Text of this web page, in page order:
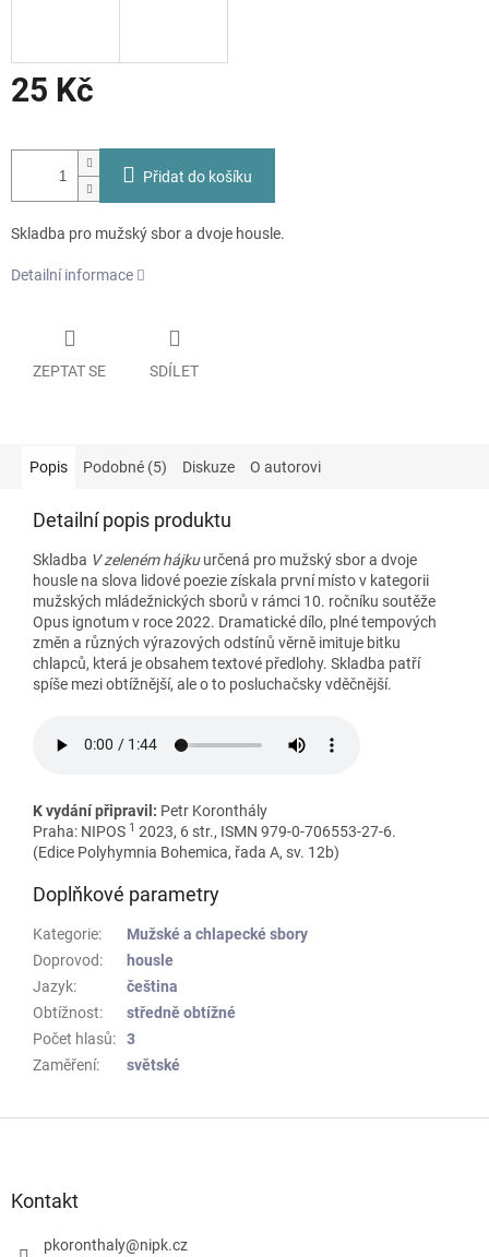
25 Kč
cena:
Přidat do košíku
Skladba pro mužský sbor a dvoje housle.
Detailní informace
ZEPTAT SE SDÍLET
Popis Podobné (5) Diskuze O autorovi
Detailní popis produktu
Skladba V zeleném hájkuurčená pro mužský sbor a dvoje
housle na slova lidové poezie získala první místo v kategorii
mužských mládežnických sborů v rámci 10. ročníku soutěže
Opus ignotum v roce 2022. Dramatické dílo, plné tempových
změn a různých výrazových odstínů věrně imituje bitku
chlapců, která je obsahem textové předlohy. Skladba patří
spíše mezi obtížnější, ale o to posluchačsky vděčnější.
K vydání připravil: Petr Koronthály
Praha: NIPOS 1 2023, 6 str., ISMN 979-0-706553-27-6.
(Edice Polyhymnia Bohemica, řada A, sv. 12b)
Doplňkové parametry
Kategorie:
Mužské a chlapecké sbory
Doprovod:
housle
Jazyk:
čeština
Obtížnost:
středně obtížné
Počet hlasů:
3
Zaměření: světské
Kontakt
pkoronthaly@nipk.cz